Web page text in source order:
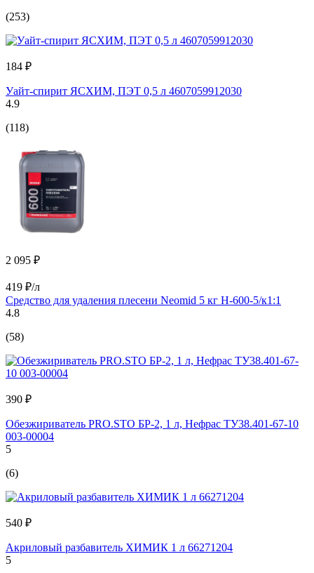
(253)
184 ₽
Уайт-спирит ЯСХИМ, ПЭТ 0,5 л 4607059912030
4.9
(118)
2 095 ₽
419 ₽/л
Средство для удаления плесени Neomid 5 кг Н-600-5/к1:1
4.8
(58)
390 ₽
Обезжириватель PRO.STO БР-2, 1 л, Нефрас ТУ38.401-67-10
003-00004
5
(6)
540 ₽
Акриловый разбавитель ХИМИК 1 л 66271204
5